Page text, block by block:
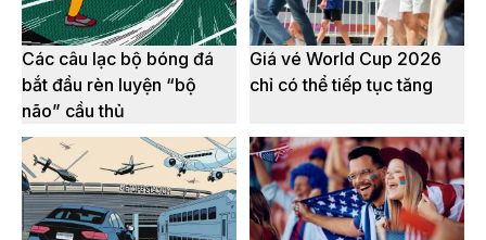
Các câu lạc bộ bóng đá
bắt đầu rèn luyện “bộ
não” cầu thủ
Giá vé World Cup 2026
chỉ có thể tiếp tục tăng